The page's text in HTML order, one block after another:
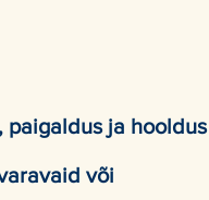
paigaldus ja hooldus
või